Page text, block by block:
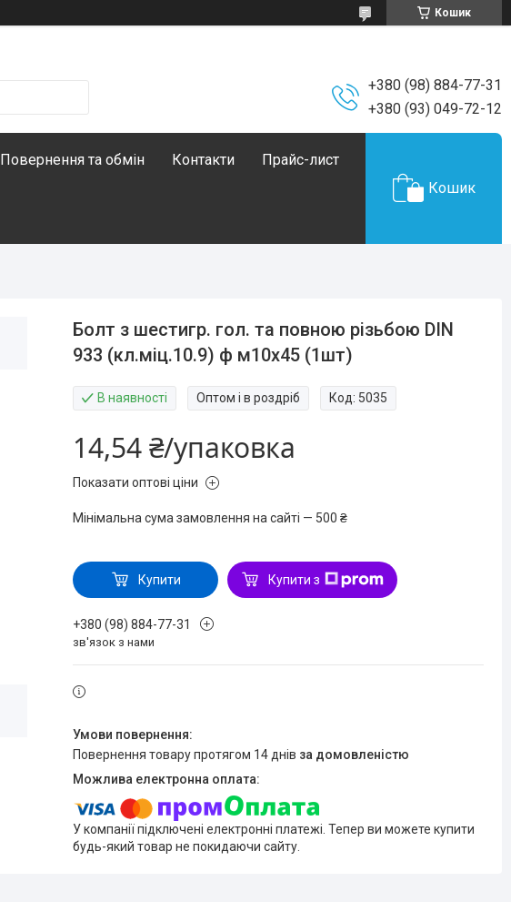
Кошик
+380 (98) 884-77-31
+380 (93) 049-72-12
Повернення та обмін Контакти Прайс-лист
Кошик
Болт з шестигр. гол. та повною різьбою DIN
933 (кл.міц.10.9) ф м10х45 (1шт)
В наявності Оптом і в роздріб Код: 5035
14,54 ₴/упаковка
Показати оптові ціни
Мінімальна сума замовлення на сайті — 500 ₴
Купити Купити з
+380 (98) 884-77-31
зв'язок з нами
повернення товару протягом 14 днів за домовленістю
У компанії підключені електронні платежі. Тепер ви можете купити
будь-який товар не покидаючи сайту.